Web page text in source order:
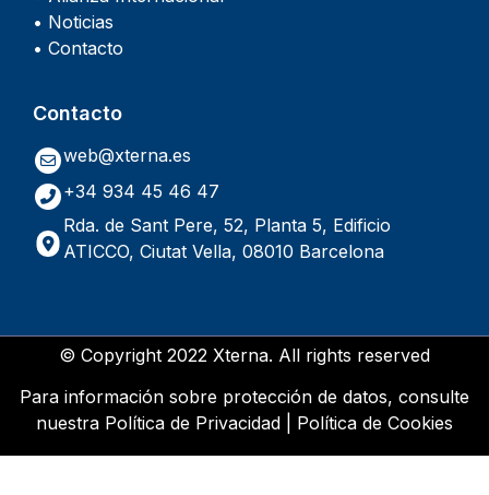
• Noticias
• Contacto
Contacto
web@xterna.es
+34 934 45 46 47
Rda. de Sant Pere, 52, Planta 5, Edificio
ATICCO, Ciutat Vella, 08010 Barcelona
© Copyright 2022 Xterna. All rights reserved
Para información sobre protección de datos, consulte
nuestra Política de Privacidad Política de Cookies